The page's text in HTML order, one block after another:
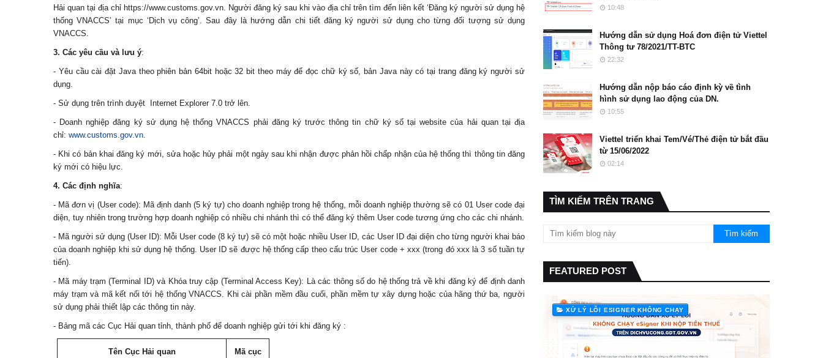
Hải quan tại địa chỉ https://www.customs.gov.vn. Người đăng ký sau khi vào địa chỉ trên tìm đến liên kết ‘Đăng ký người sử dụng hệ
thống VNACCS’ tại mục ‘Dịch vụ công’. Sau đây là hướng dẫn chi tiết đăng ký người sử dụng cho từng đối tượng sử dụng
VNACCS.
3. Các yêu cầu và lưu ý:
- Yêu cầu cài đặt Java theo phiên bản 64bit hoặc 32 bit theo máy để đọc chữ ký số, bản Java này có tại trang đăng ký người sử
dụng.
- Sử dụng trên trình duyệt Internet Explorer 7.0 trở lên.
- Doanh nghiệp đăng ký sử dụng hệ thống VNACCS phải đăng ký trước thông tin chữ ký số tại website của hải quan tại địa
chỉ: www.customs.gov.vn.
- Khi có bản khai đăng ký mới, sửa hoặc hủy phải một ngày sau khi nhận được phản hồi chấp nhận của hệ thống thì thông tin đăng
ký mới có hiệu lực.
4. Các định nghĩa:
- Mã đơn vị (User code): Mã định danh (5 ký tự) cho doanh nghiệp trong hệ thống, mỗi doanh nghiệp thường sẽ có 01 User code đại
diện, tuy nhiên trong trường hợp doanh nghiệp có nhiều chi nhánh thì có thể đăng ký thêm User code tương ứng cho các chi nhánh.
- Mã người sử dụng (User ID): Mỗi User code (8 ký tự) sẽ có một hoặc nhiều User ID, các User ID đại diện cho từng người khai báo
của doanh nghiệp khi sử dụng hệ thống. User ID sẽ được hệ thống cấp theo cấu trúc User code + xxx (trong đó xxx là 3 số tuần tự
tiến).
- Mã máy trạm (Terminal ID) và Khóa truy cập (Terminal Access Key): Là các thông số do hệ thống trả về khi đăng ký để định danh
máy trạm và mã kết nối tới hệ thống VNACCS. Khi cài phần mềm đầu cuối, phần mềm tự xây dựng hoặc của hãng thứ ba, người
sử dụng phải thiết lập các thông tin này.
- Bảng mã các Cục Hải quan tỉnh, thành phố để doanh nghiệp gửi tới khi đăng ký :
Tên Cục Hải quan Mã cục
10:48
Hướng dẫn sử dụng Hoá đơn điện tử Viettel
Thông tư 78/2021/TT-BTC
22:32
Hướng dẫn nộp báo cáo định kỳ về tình
hình sử dụng lao động của DN.
10:55
Viettel triển khai Tem/Vé/Thẻ điện tử bắt đầu
từ 15/06/2022
02:14
TÌM KIẾM TRÊN TRANG
FEATURED POST
XỬ LÝ LỖI ESIGNER KHÔNG CHẠY